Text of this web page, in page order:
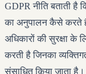
GDPR नीति बताती है
का अनुपालन कैसे करते हैं
अधिकारों की सुरक्षा के
करती है जिनका
संसाधित किया जाता है।